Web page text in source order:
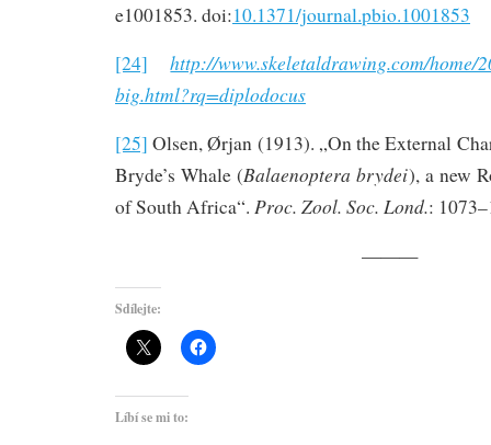
e1001853. doi:10.1371/journal.pbio.1001853
[24]
http://www.skeletaldrawing.com/home/
big.html?rq=diplodocus
[25] Olsen, Ørjan (1913). „On the External
Bryde’s Whale (Balaenoptera brydei), a new
of South Africa“. Proc. Zool. Soc. Lond.:
———
Sdílejte:
Líbí se mi to: